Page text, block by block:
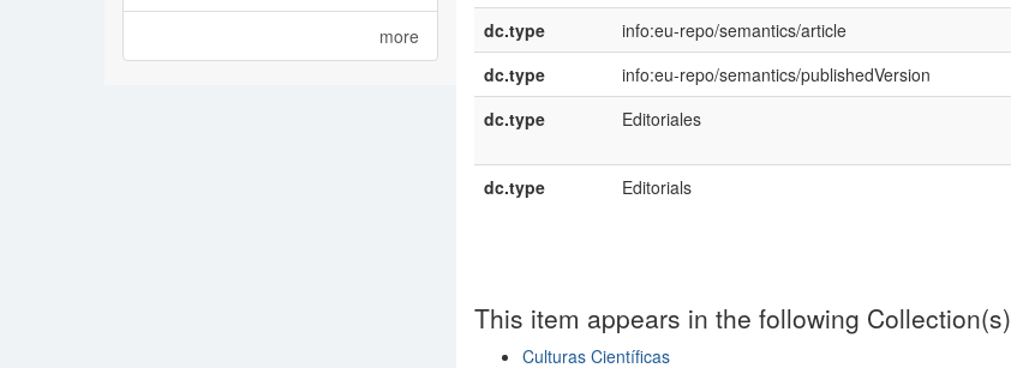
dc.type
info:eu-repo/semantics/article
dc.type
info:eu-repo/semantics/publishedVersion
dc.type
Editoriales
dc.type
Editorials
This item appears in the following Collection(s)
Culturas Científicas
more